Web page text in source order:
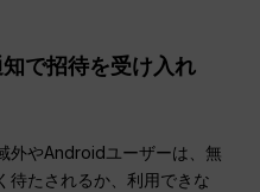
で招待を受け入れ
外やAndroidユーザーは、無
待たされるか、利用できな